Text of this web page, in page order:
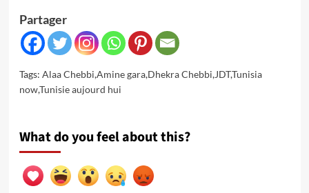
Partager
Tags: Alaa Chebbi,Amine gara,Dhekra Chebbi,JDT,Tunisia
now,Tunisie aujourd hui
What do you feel about this?